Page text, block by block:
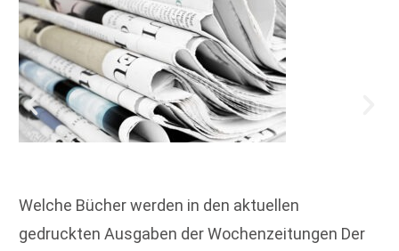
Welche Bücher werden in den aktuellen
gedruckten Ausgaben der Wochenzeitungen Der